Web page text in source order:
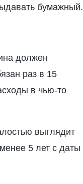
бумажный.
должен
раз в 15
в чью-то
выглядит
5 лет с даты